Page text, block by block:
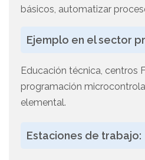
básicos, automatizar
Ejemplo en el sector
Educación técnica, centros
programación
elemental.
Estaciones de trabajo: